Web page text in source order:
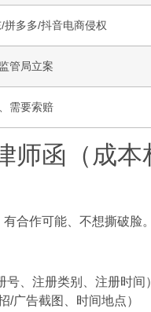
拼多多/抖音电商侵权
管局立案
需要索赔
师函（成
合作可能、不想撕破脸。
、注册类别、注册时间）
/广告截图、时间地点）